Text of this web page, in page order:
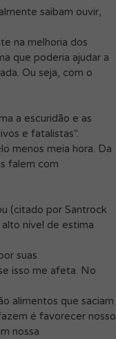
saibam ouvir,
na melhoria dos
que poderia ajudar a
Ou seja, com o
a escuridão e as
e fatalistas".
menos meia hora. Da
falem com
(citado por Santrock
nível de estima
suas
isso me afeta. No
alimentos que saciam
é favorecer nosso
nossa